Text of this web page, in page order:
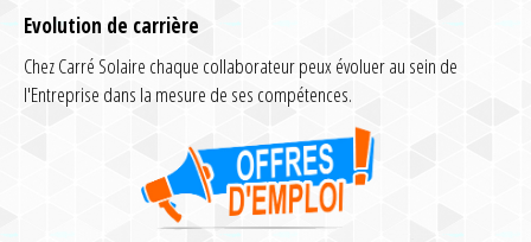
Evolution de carrière
Chez Carré Solaire chaque collaborateur peux évoluer au sein de
l'Entreprise dans la mesure de ses compétences.